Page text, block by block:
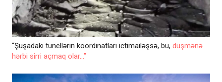
“Şuşadakı tunellərin koordinatları ictimailəşsə, bu, düşmənə
hərbi sirri açmaq olar...”